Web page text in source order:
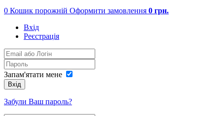
0 Кошик порожній Оформити замовлення 0 грн.
Вхід
Реєстрація
Запам'ятати мене
Вхід
Забули Ваш пароль?